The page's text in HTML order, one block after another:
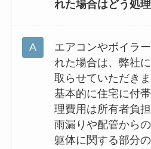
れた場合はどう処
エアコンやボイラ
れた場合は、弊社
取らせていただきま
基本的に住宅に付
理費用は所有者負担
雨漏りや配管から
躯体に関する部分